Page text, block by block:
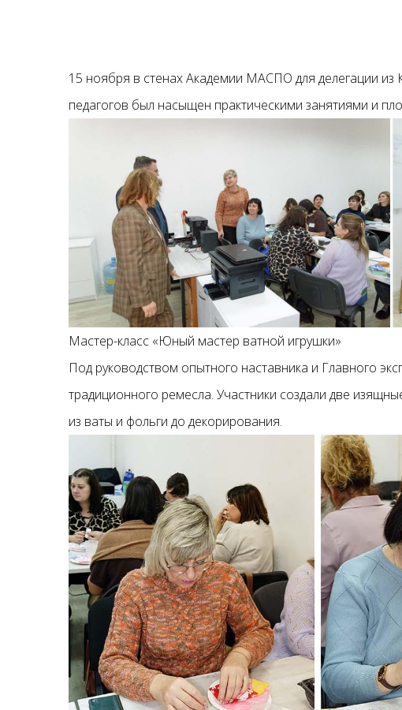
15 ноября в стенах Академии МАСПО для делегации из
педагогов был насыщен практическими занятиями и
Мастер-класс «Юный мастер ватной игрушки»
Под руководством опытного наставника и Главного
традиционного ремесла. Участники создали две
из ваты и фольги до декорирования.